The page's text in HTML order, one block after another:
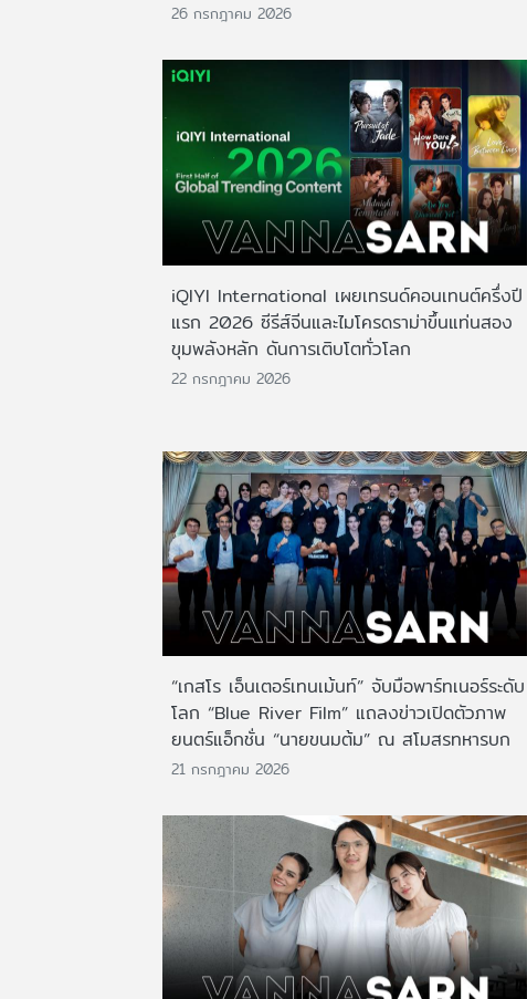
26 กรกฎาคม 2026
iQIYI International เผยเทรนด์คอนเทนต์ครึ่งปี
แรก 2026 ซีรีส์จีนและไมโครดราม่าขึ้นแท่นสอง
ขุมพลังหลัก ดันการเติบโตทั่วโลก
22 กรกฎาคม 2026
“เกสโร เอ็นเตอร์เทนเม้นท์” จับมือพาร์ทเนอร์ระดับ
โลก “Blue River Film” แถลงข่าวเปิดตัวภาพ
ยนตร์แอ็กชั่น “นายขนมต้ม” ณ สโมสรทหารบก
21 กรกฎาคม 2026